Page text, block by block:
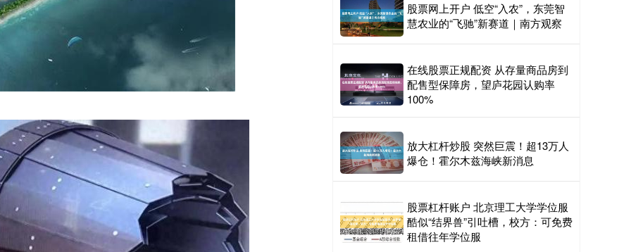
股票网上开户 低空“入农”，东莞智
慧农业的“飞驰”新赛道｜南方观察
在线股票正规配资 从存量商品房到
配售型保障房，望庐花园认购率
100%
放大杠杆炒股 突然巨震！超13万人
爆仓！霍尔木兹海峡新消息
股票杠杆账户 北京理工大学学位服
酷似“结界兽”引吐槽，校方：可免费
租借往年学位服